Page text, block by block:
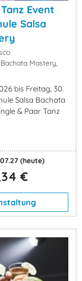
Event
Salsa
Mastery,
bis Freitag, 30.
Salsa Bachata
& Paar Tanz
(heute)
€